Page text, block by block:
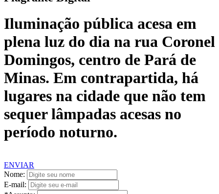
Iluminação pública acesa em
plena luz do dia na rua Coronel
Domingos, centro de Pará de
Minas. Em contrapartida, há
lugares na cidade que não tem
sequer lâmpadas acesas no
período noturno.
ENVIAR
Nome:
E-mail: